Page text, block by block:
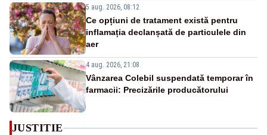
5 aug. 2026, 08:12
Ce opțiuni de tratament există pentru
inflamația declanșată de particulele din
aer
4 aug. 2026, 21:08
Vânzarea Colebil suspendată temporar în
farmacii: Precizările producătorului
JUSTITIE